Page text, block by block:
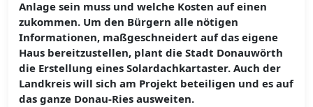
Anlage sein muss und welche Kosten auf einen
zukommen. Um den Bürgern alle nötigen
Informationen, maßgeschneidert auf das eigene
Haus bereitzustellen, plant die Stadt Donauwörth
die Erstellung eines Solardachkartaster. Auch der
Landkreis will sich am Projekt beteiligen und es auf
das ganze Donau-Ries ausweiten.